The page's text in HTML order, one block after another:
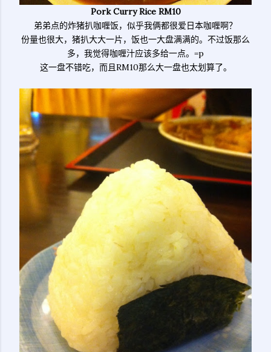
Pork Curry Rice RM10
弟弟点的炸猪扒咖喱饭，似乎我俩都很爱日本咖喱啊？
份量也很大，猪扒大大一片，饭也一大盘满满的。不过饭那么
多，我觉得咖喱汁应该多给一点。=p
这一盘不错吃，而且RM10那么大一盘也太划算了。